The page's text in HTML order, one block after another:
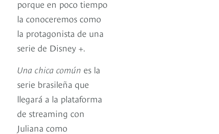
porque en poco tiempo
la conoceremos como
la protagonista de una
serie de Disney +.
Una chica común es la
serie brasileña que
llegará a la plataforma
de streaming con
Juliana como